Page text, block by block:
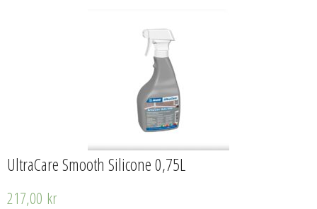
UltraCare Smooth Silicone 0,75L
217,00 kr